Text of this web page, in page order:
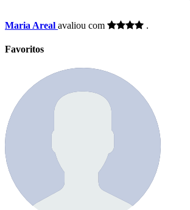
Maria Areal avaliou com .
Favoritos